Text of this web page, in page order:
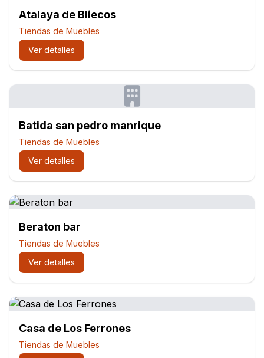
Atalaya de Bliecos
Tiendas de Muebles
Ver detalles
Batida san pedro manrique
Tiendas de Muebles
Ver detalles
Beraton bar
Tiendas de Muebles
Ver detalles
Casa de Los Ferrones
Tiendas de Muebles